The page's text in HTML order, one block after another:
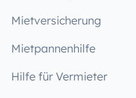
Mietversicherung
Mietpannenhilfe
Hilfe für Vermieter